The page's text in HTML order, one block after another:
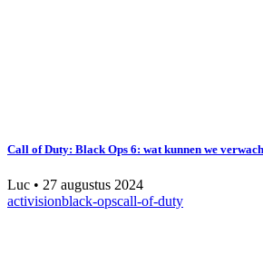
Call of Duty: Black Ops 6: wat kunnen we
Luc • 27 augustus 2024
activisionblack-opscall-of-duty